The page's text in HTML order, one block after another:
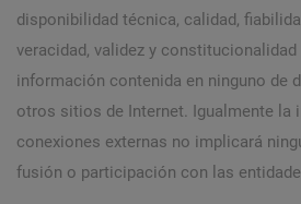
disponibilidad técnica, calidad,
veracidad, validez y
información contenida en ninguno de
otros sitios de Internet. Igualmente la
conexiones externas no implicará
fusión o participación con las